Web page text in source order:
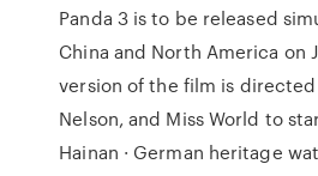
Panda 3 is to be released
China and North America on
version of the film is directed
Nelson, and Miss World to
Hainan · German heritage